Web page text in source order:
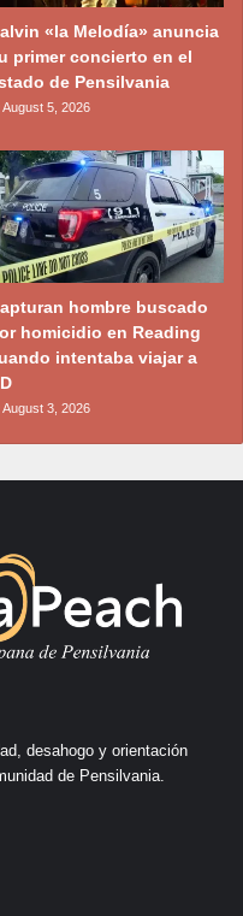
«la Melodía» anuncia
primer concierto en el
de Pensilvania
August 5, 2026
hombre buscado
homicidio en Reading
intentaba viajar a
August 3, 2026
desahogo y orientación
de Pensilvania.